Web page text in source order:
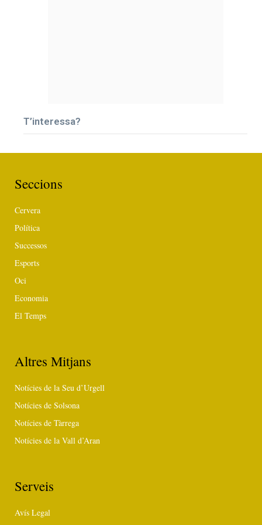
T’interessa?
Seccions
Cervera
Política
Successos
Esports
Oci
Economia
El Temps
Altres Mitjans
Notícies de la Seu d’Urgell
Notícies de Solsona
Notícies de Tàrrega
Notícies de la Vall d’Aran
Serveis
Avís Legal